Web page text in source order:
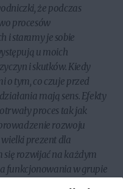
że podczas
procesów
i staramy je sobie
u moich
i skutków. Kiedy
o tym, co czuje przed
mają sens. Efekty
proces tak jak
rozwoju
prezent dla
rozwijać na każdym
funkcjonowania w grupie